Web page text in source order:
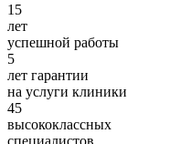
15
лет
успешной работы
5
лет гарантии
на услуги клиники
45
высококлассных
специалистов